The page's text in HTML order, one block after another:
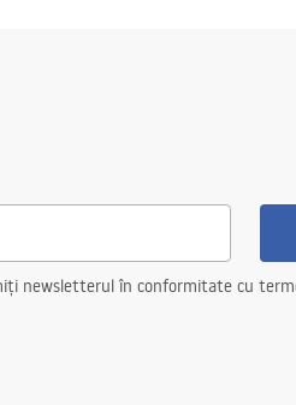
newsletterul în conformitate cu